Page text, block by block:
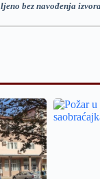
bez navođenja